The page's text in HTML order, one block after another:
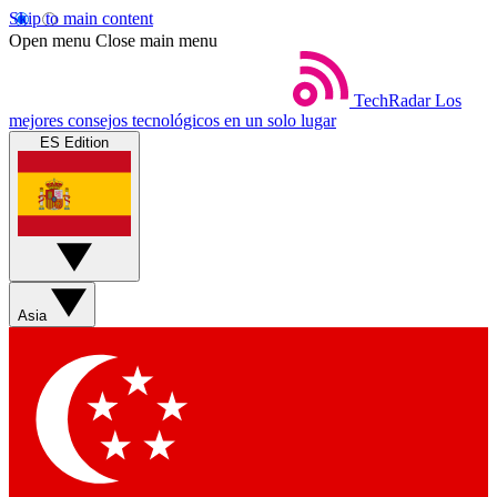
Skip to main content
Open menu Close main menu
TechRadar Los
mejores consejos tecnológicos en un solo lugar
ES Edition
Asia